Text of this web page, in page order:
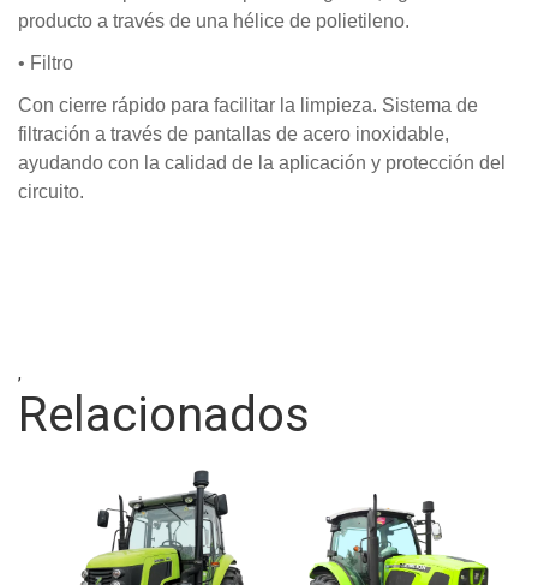
producto a través de una hélice de polietileno.
• Filtro
Con cierre rápido para facilitar la limpieza. Sistema de
filtración a través de pantallas de acero inoxidable,
ayudando con la calidad de la aplicación y protección del
circuito.
,
Relacionados